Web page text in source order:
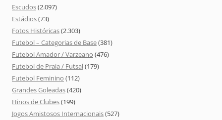
Escudos(2.097)
Estádios(73)
Fotos Históricas(2.303)
Futebol – Categorias de Base(381)
Futebol Amador / Varzeano (476)
Futebol de Praia / Futsal(179)
Futebol Feminino (112)
Grandes Goleadas(420)
Hinos de Clubes(199)
Jogos Amistosos Internacionais(527)